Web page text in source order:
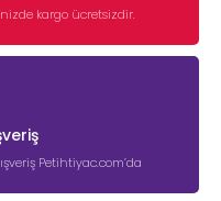
kargo ücretsizdir.
Petihtiyac.com’da